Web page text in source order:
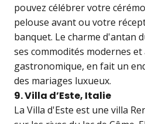
pouvez célébrer votre
pelouse avant ou votre
banquet. Le charme d'antan
ses commodités modernes
gastronomique, en fait un
des mariages luxueux.
9. Villa d’Este, Italie
La Villa d'Este est une villa